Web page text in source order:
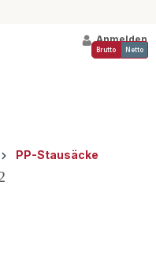
Anmelden
Brutto Netto
PP-Stausäcke